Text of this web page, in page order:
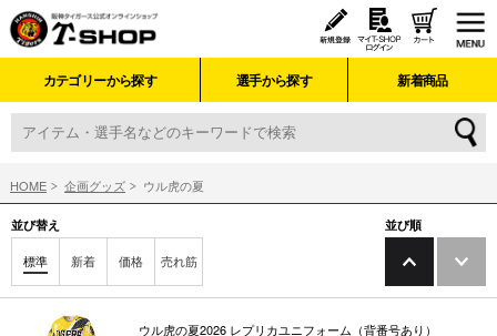
カテゴリーから探す 選手から探す 新着商品
HOME 企画グッズ ウル虎の夏
並び替え
標準 新着 価格 売れ筋
並び順
ウル虎の夏2026 レプリカユニフォーム（背番号あり）